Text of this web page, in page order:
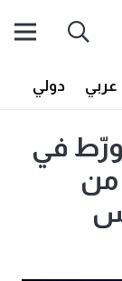
عربي دولي
في
من